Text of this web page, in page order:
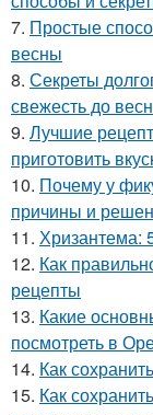
7. Простые
весны
8. Секреты
свежесть до
9. Лучшие
приготовить
10. Почему у
причины и
11. Хризантема:
12. Как
рецепты
13. Какие
посмотреть в
14. Как
15. Как